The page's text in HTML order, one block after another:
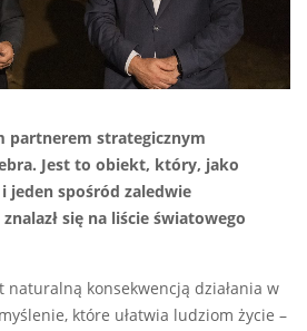
partnerem strategicznym
Jest to obiekt, który, jako
jeden spośród zaledwie
się na liście światowego
naturalną konsekwencją działania w
które ułatwia ludziom życie –